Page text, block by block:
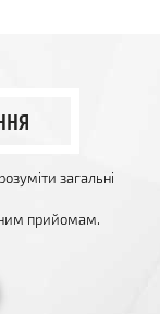
загальні
прийомам.